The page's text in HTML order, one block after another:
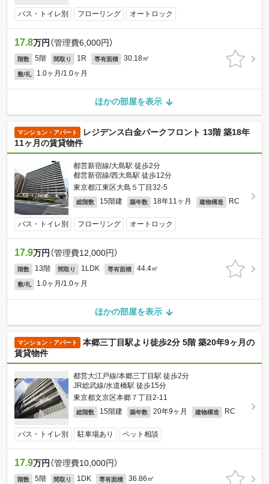
バス・トイレ別 フローリング オートロック
17.8万円 （管理費6,000円）
階数 5階 間取り 1R 専有面積 30.18㎡
敷/礼 1.0ヶ月/1.0ヶ月
ほかの部屋を表示
マンション・アパート
レジデンス白金パークフロント 13階 築18年
11ヶ月の賃貸物件
都営新宿線/大島駅 徒歩2分
都営新宿線/西大島駅 徒歩12分
東京都江東区大島５丁目32-5
総階数 15階建 築年数 18年11ヶ月 建物構造 RC
バス・トイレ別 フローリング オートロック
17.9万円 （管理費12,000円）
階数 13階 間取り 1LDK 専有面積 44.4㎡
敷/礼 1.0ヶ月/1.0ヶ月
ほかの部屋を表示
マンション・アパート
本郷三丁目駅より徒歩2分 5階 築20年9ヶ月の
賃貸物件
都営大江戸線/本郷三丁目駅 徒歩2分
JR総武線/水道橋駅 徒歩15分
東京都文京区本郷７丁目2-11
総階数 15階建 築年数 20年9ヶ月 建物構造 RC
バス・トイレ別 駐車場あり ペット相談
17.9万円 （管理費10,000円）
階数 5階 間取り 1DK 専有面積 36.86㎡